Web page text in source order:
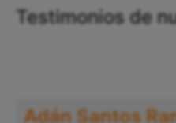
Testimonios de
Adán Santos